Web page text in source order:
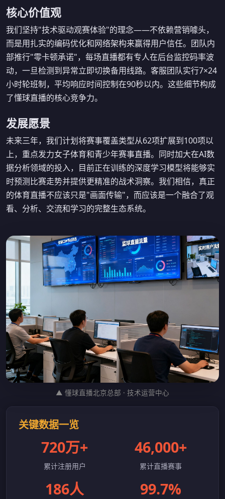
核心价值观
我们坚持"技术驱动观赛体验"的理念——不依赖营销噱头，
而是用扎实的编码优化和网络架构来赢得用户信任。团队内
部推行"零卡顿承诺"，每场直播都有专人在后台监控码率波
动，一旦检测到异常立即切换备用线路。客服团队实行7×24
小时轮班制，平均响应时间控制在90秒以内。这些细节构成
了懂球直播的核心竞争力。
发展愿景
未来三年，我们计划将赛事覆盖类型从62项扩展到100项以
上，重点发力女子体育和青少年赛事直播。同时加大在AI数
据分析领域的投入，目前正在训练的深度学习模型将能够实
时预测比赛走势并提供更精准的战术洞察。我们相信，真正
的体育直播不应该只是"画面传输"，而应该是一个融合了观
看、分析、交流和学习的完整生态系统。
▲ 懂球直播北京总部 · 技术运营中心
关键数据一览
720万+
累计注册用户
46,000+
累计直播赛事
186人 99.7%